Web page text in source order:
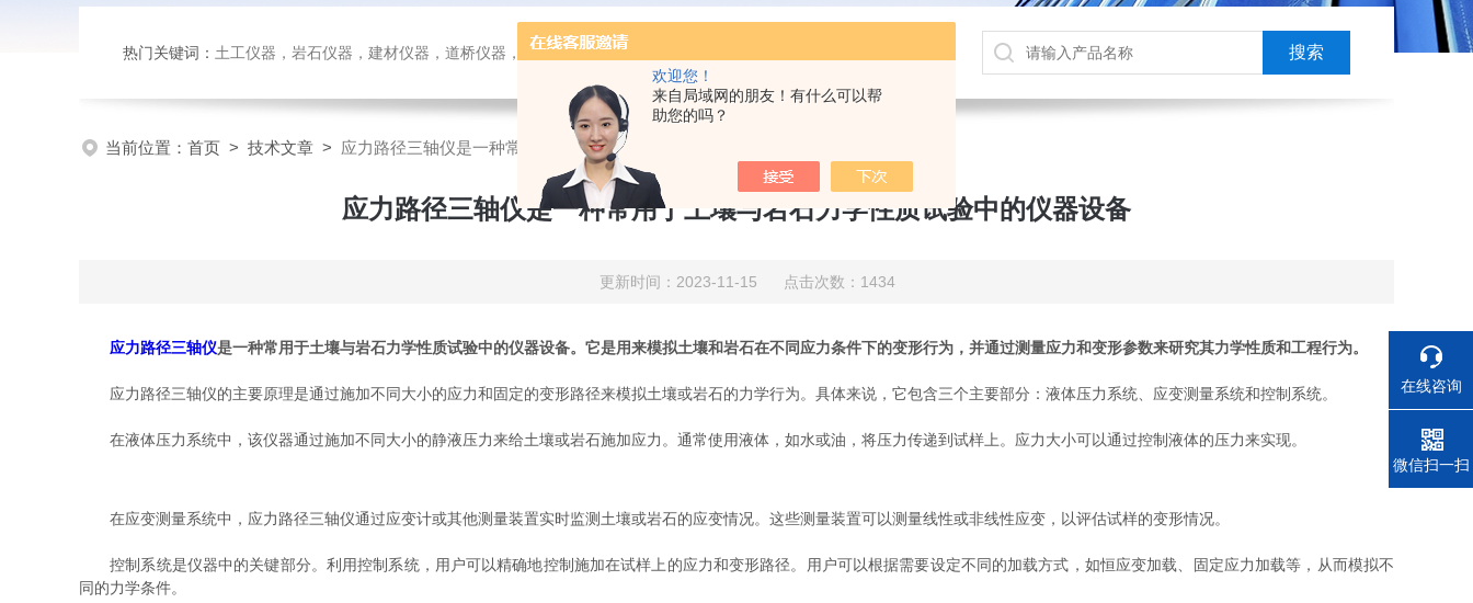
欢迎您！
来自局域网的朋友！有什么可以帮
助您的吗？
热门关键词： 土工仪器，岩石仪器，建材仪器，道桥仪器，检测仪器，检测仪器，物探仪器，勘察仪器，试验机试验箱，整体方案
当前位置： 首页 > 技术文章 > 应力路径三轴仪是一种常用于土壤与岩石力学性质试验中的仪器设备
应力路径三轴仪是一种常用于土壤与岩石力学性质试验中的仪器设备
更新时间：2023-11-15 点击次数：1434
应力路径三轴仪是一种常用于土壤与岩石力学性质试验中的仪器设备。它是用来模拟土壤和岩石在不同应力条件下的变形行为，并通过测量应力和变形参数来研究其力学性质和工程行为。
应力路径三轴仪的主要原理是通过施加不同大小的应力和固定的变形路径来模拟土壤或岩石的力学行为。具体来说，它包含三个主要部分：液体压力系统、应变测量系统和控制系统。
在液体压力系统中，该仪器通过施加不同大小的静液压力来给土壤或岩石施加应力。通常使用液体，如水或油，将压力传递到试样上。应力大小可以通过控制液体的压力来实现。
在应变测量系统中，应力路径三轴仪通过应变计或其他测量装置实时监测土壤或岩石的应变情况。这些测量装置可以测量线性或非线性应变，以评估试样的变形情况。
控制系统是仪器中的关键部分。利用控制系统，用户可以精确地控制施加在试样上的应力和变形路径。用户可以根据需要设定不同的加载方式，如恒应变加载、固定应力加载等，从而模拟不
同的力学条件。
在线咨询
电话
微信扫一扫